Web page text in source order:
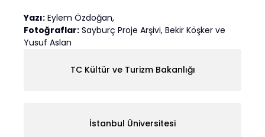
Yazı: Eylem Özdoğan,
Fotoğraflar: Sayburç Proje Arşivi, Bekir Köşker ve
Yusuf Aslan
TC Kültür ve Turizm Bakanlığı
İstanbul Üniversitesi